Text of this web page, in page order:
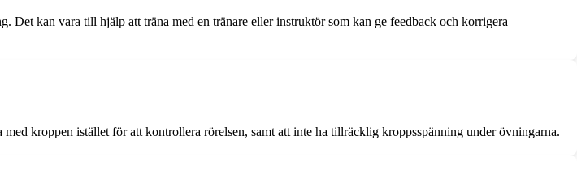
kan vara till hjälp att träna med en tränare eller instruktör som kan ge feedback och korrigera
kroppen istället för att kontrollera rörelsen, samt att inte ha tillräcklig kroppsspänning under övningarna.